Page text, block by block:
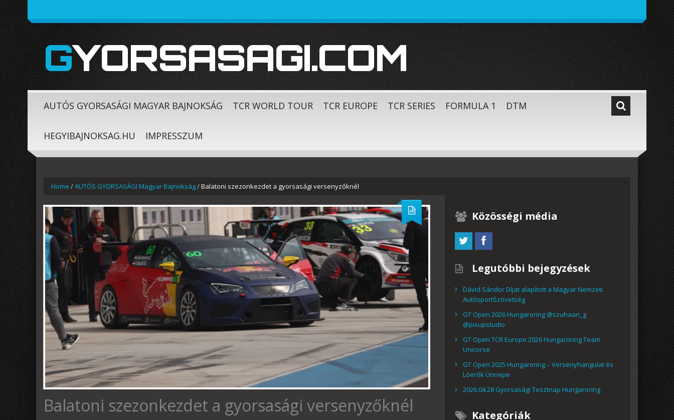
GYORSASAGI.COM
AUTÓS GYORSASÁGI MAGYAR BAJNOKSÁG TCR WORLD TOUR TCR EUROPE TCR SERIES FORMULA 1 DTM
HEGYIBAJNOKSAG.HU IMPRESSZUM
Home /AUTÓS GYORSASÁGI Magyar Bajnokság/Balatoni szezonkezdet a gyorsasági versenyzőknél
Balatoni szezonkezdet a gyorsasági versenyzőknél
Közösségi média
Legutóbbi bejegyzések
Dávid Sándor Díjat alapított a Magyar Nemzeti
AutósportSzövetség
GT Open 2026 Hungaroring @szuhaan_g
@pixupstudio
GT Open TCR Europe 2026 Hungaroring Team
Unicorse
GT Open 2025 Hungaroring – Versenyhangulat és
Lóerők Ünnepe
2026.04.28 Gyorsasági Tesztnap Hungaroring
Kategóriák